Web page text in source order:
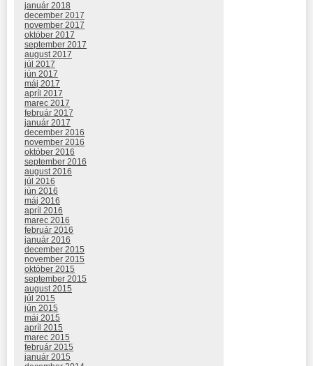
január 2018
december 2017
november 2017
október 2017
september 2017
august 2017
júl 2017
jún 2017
máj 2017
apríl 2017
marec 2017
február 2017
január 2017
december 2016
november 2016
október 2016
september 2016
august 2016
júl 2016
jún 2016
máj 2016
apríl 2016
marec 2016
február 2016
január 2016
december 2015
november 2015
október 2015
september 2015
august 2015
júl 2015
jún 2015
máj 2015
apríl 2015
marec 2015
február 2015
január 2015